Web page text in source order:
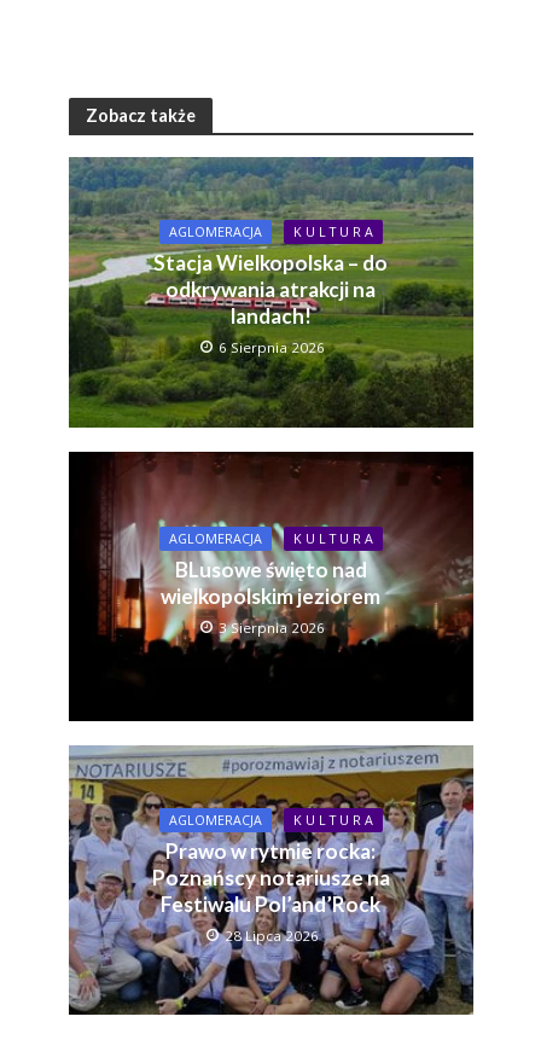
Zobacz także
AGLOMERACJA K U L T U R A
Stacja Wielkopolska – do
odkrywania atrakcji na
landach!
6 Sierpnia 2026
AGLOMERACJA K U L T U R A
BLusowe święto nad
wielkopolskim jeziorem
3 Sierpnia 2026
AGLOMERACJA K U L T U R A
Prawo w rytmie rocka:
Poznańscy notariusze na
Festiwalu Pol’and’Rock
28 Lipca 2026